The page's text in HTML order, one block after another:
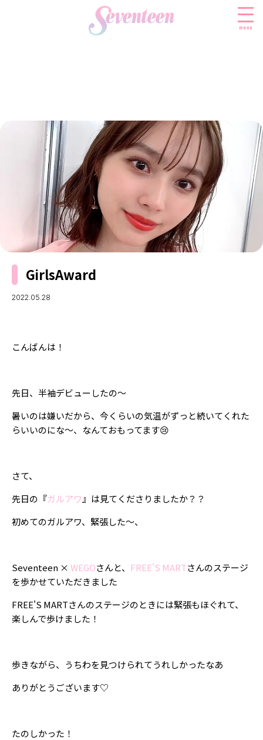
menu
FASHION
ファッションニュース
モデル私服
着回し
着痩せ
BEAUTY
ビューティニュース
トレンドメイク
ベストコスメ
ヘアアレンジ・ヘアケア
スキンケア
ボディケア
SCHOOL
スクールニュース
制服コーデ
学校ヘアメイク
勉強・受験・進路
ENTERTAINMENT
エンタメニュース
なにわ男子
K-POP
LIFESTYLE
ライフスタイルニュース
JKランキング・アワード
モデルの購入品
おでかけ
JK TREND
MODELS
MODEL'S BLOG
Instagram
FORTUNE
ゲッターズ飯田
MISS SEVENTEEN
ミスセブンティーンニュース
MAGAZINE
ST member
新規会員登録・ログイン
GirlsAward
2022.05.28
こんばんは！
先日、半袖デビューしたの〜
暑いのは嫌いだから、今くらいの気温がずっと続いてくれた
らいいのにな〜、なんておもってます😢
さて、
先日の『ガルアワ 』は見てくださりましたか？？
初めてのガルアワ、緊張した〜、
Seventeen × WEGOさんと、 FREE'S MARTさんのステージ
を歩かせていただきました
FREE'S MARTさんのステージのときには緊張もほぐれて、
楽しんで歩けました！
歩きながら、うちわを見つけられてうれしかったなあ
ありがとうございます♡
たのしかった！